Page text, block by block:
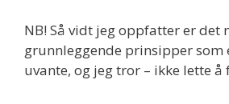
NB! Så vidt jeg oppfatter er det
grunnleggende prinsipper som
uvante, og jeg tror – ikke lette å